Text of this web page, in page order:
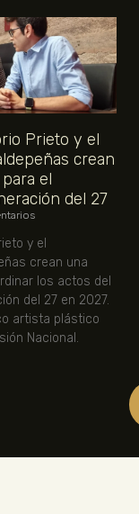
Prieto y el
crean
el
del 27
y el
crean una
los actos del
del 27 en 2027.
artista plástico
Nacional.